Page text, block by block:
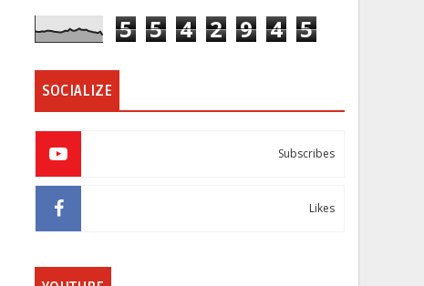
5 5 4 2 9 4 5
SOCIALIZE
Subscribes
Likes